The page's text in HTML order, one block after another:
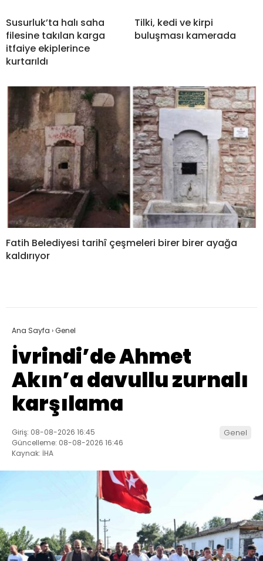
Susurluk’ta halı saha
filesine takılan karga
itfaiye ekiplerince
kurtarıldı
Tilki, kedi ve kirpi
buluşması kamerada
Fatih Belediyesi tarihî çeşmeleri birer birer ayağa
kaldırıyor
Ana Sayfa ›Genel
İvrindi’de Ahmet
Akın’a davullu zurnalı
karşılama
Giriş: 08-08-2026 16:45
Güncelleme: 08-08-2026 16:46
Kaynak: İHA
Genel